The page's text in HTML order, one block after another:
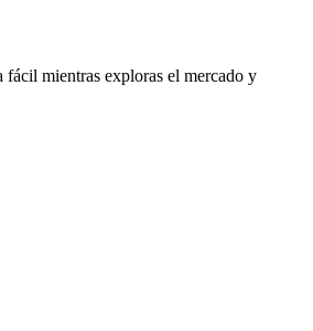
mientras exploras el mercado y